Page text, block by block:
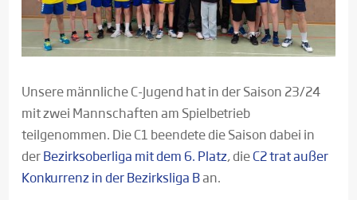
Unsere männliche C-Jugend hat in der Saison 23/24
mit zwei Mannschaften am Spielbetrieb
teilgenommen. Die C1 beendete die Saison dabei in
derBezirksoberliga mit dem 6. Platz, dieC2 trat außer
Konkurrenz in der Bezirksliga Ban.